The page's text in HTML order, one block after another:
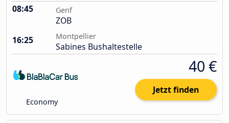
08:45 Genf
ZOB
16:25
Montpellier
Sabines Bushaltestelle
Economy
40 €
Jetzt finden